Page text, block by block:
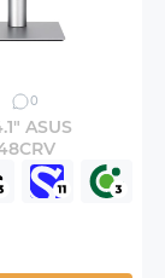
0
ASUS